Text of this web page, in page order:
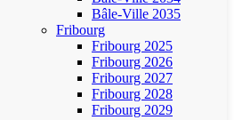
Bâle-Ville 2035
Fribourg
Fribourg 2025
Fribourg 2026
Fribourg 2027
Fribourg 2028
Fribourg 2029